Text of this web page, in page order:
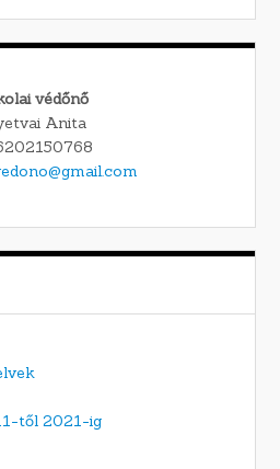
védőnő
Anita
től 2021-ig